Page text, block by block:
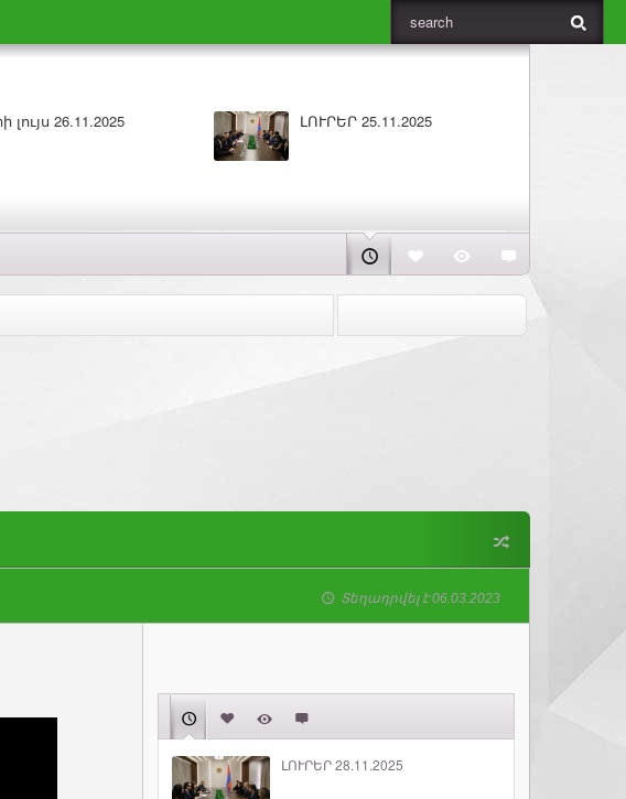
ԼՈՒՐԵՐ 25.11.2025 Բարի լույս 25.11.2025
Տեղադրվել է 06.03.2023
ԼՈՒՐԵՐ 28.11.2025